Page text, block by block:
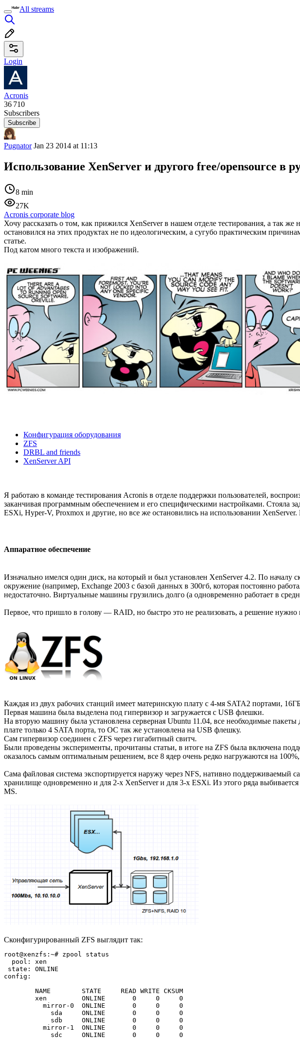
All streams
Login
Acronis
36 710
Subscribers
Subscribe
PugnatorJan 23 2014 at 11:13
Использование XenServer и другого free/opensource в
8 min
27K
Acronis corporate blog
Хочу рассказать о том, как прижился XenServer в нашем отделе тестирования, а так
остановился на этих продуктах не по идеологическим, а сугубо практическим
статье.
Под катом много текста и изображений.
Конфигурация оборудования
ZFS
DRBL and friends
XenServer API
Я работаю в команде тестирования Acronis в отделе поддержки пользователей,
заканчивая программным обеспечением и его специфическими настройками. Стояла
ESXi, Hyper-V, Proxmox и другие, но все же остановились на использовании XenServer.
Аппаратное обеспечение
Изначально имелся один диск, на который и был установлен XenServer 4.2. По началу
окружение (например, Exchange 2003 с базой данных в 300гб, которая постоянно
недостаточно. Виртуальные машины грузились долго (а одновременно работает в
Первое, что пришло в голову — RAID, но быстро это не реализовать, а решение
Каждая из двух рабочих станций имеет материнскую плату с 4-мя SATA2 портами,
Первая машина была выделена под гипервизор и загружается с USB флешки.
На вторую машину была установлена серверная Ubuntu 11.04, все необходимые
плате только 4 SATA порта, то ОС так же установлена на USB флешку.
Сам гипервизор соединен с ZFS через гигабитный свитч.
Были проведены эксперименты, прочитаны статьи, в итоге на ZFS была включена
оказалось самым оптимальным решением, все 8 ядер очень редко нагружаются на
Сама файловая система экспортируется наружу через NFS, нативно
хранилище одновременно и для 2-х XenServer и для 3-х ESXi. Из этого ряда
MS.
Сконфигурированный ZFS выглядит так:
root@xenzfs:~# zpool status
  pool: xen
state: ONLINE
config: